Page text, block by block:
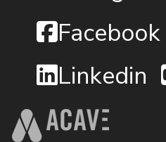
Facebook
Linkedin